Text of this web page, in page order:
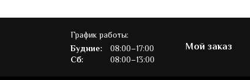
График работы:
Будние:
08:00–17:00
Сб:
08:00–13:00
Мой заказ